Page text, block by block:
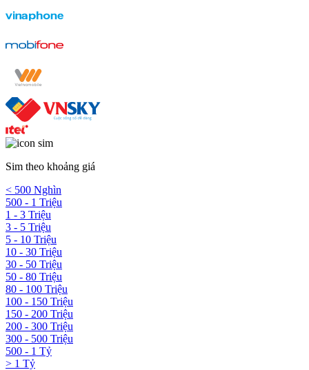
Sim theo khoảng giá
< 500 Nghìn
500 - 1 Triệu
1 - 3 Triệu
3 - 5 Triệu
5 - 10 Triệu
10 - 30 Triệu
30 - 50 Triệu
50 - 80 Triệu
80 - 100 Triệu
100 - 150 Triệu
150 - 200 Triệu
200 - 300 Triệu
300 - 500 Triệu
500 - 1 Tỷ
> 1 Tỷ